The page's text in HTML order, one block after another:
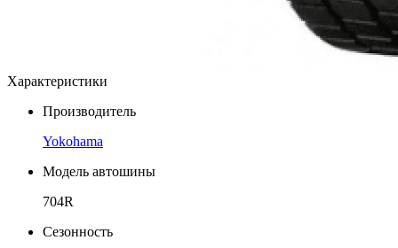
Характеристики
Производитель
Yokohama
Модель автошины
704R
Сезонность